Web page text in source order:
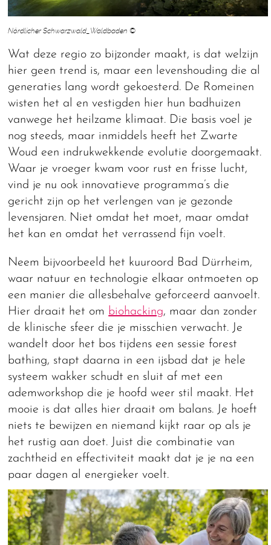
Nördlicher Schwarzwald_Waldbaden ©
Wat deze regio zo bijzonder maakt, is dat welzijn
hier geen trend is, maar een levenshouding die al
generaties lang wordt gekoesterd. De Romeinen
wisten het al en vestigden hier hun badhuizen
vanwege het heilzame klimaat. Die basis voel je
nog steeds, maar inmiddels heeft het Zwarte
Woud een indrukwekkende evolutie doorgemaakt.
Waar je vroeger kwam voor rust en frisse lucht,
vind je nu ook innovatieve programma’s die
gericht zijn op het verlengen van je gezonde
levensjaren. Niet omdat het moet, maar omdat
het kan en omdat het verrassend fijn voelt.
Neem bijvoorbeeld het kuuroord Bad Dürrheim,
waar natuur en technologie elkaar ontmoeten op
een manier die allesbehalve geforceerd aanvoelt.
Hier draait het om biohacking, maar dan zonder
de klinische sfeer die je misschien verwacht. Je
wandelt door het bos tijdens een sessie forest
bathing, stapt daarna in een ijsbad dat je hele
systeem wakker schudt en sluit af met een
ademworkshop die je hoofd weer stil maakt. Het
mooie is dat alles hier draait om balans. Je hoeft
niets te bewijzen en niemand kijkt raar op als je
het rustig aan doet. Juist die combinatie van
zachtheid en effectiviteit maakt dat je je na een
paar dagen al energieker voelt.